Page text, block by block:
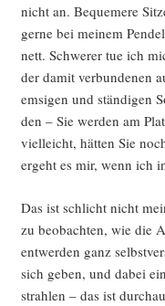
nicht an. Beque­me­re
ger­ne bei mei­nem
nett. Schwe­rer tue ich
der damit ver­bun­de­nen
emsi­gen und stän­di­gen
den – Sie wer­den am
viel­leicht, hät­ten Sie
ergeht es mir, wenn ich
Das ist schlicht nicht
zu beob­ach­ten, wie die
ent­wer­den ganz
sich geben, und dabei
strah­len – das ist